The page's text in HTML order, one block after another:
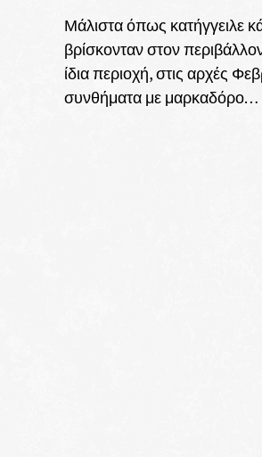
Μάλιστα όπως κατήγγειλε
βρίσκονταν στον
ίδια περιοχή, στις αρχές
συνθήματα με μαρκαδόρο…